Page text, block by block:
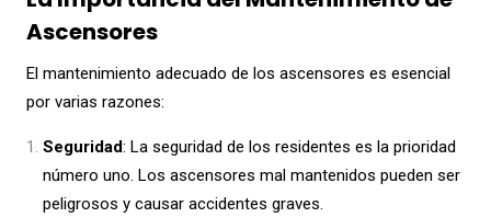
Ascensores
El mantenimiento adecuado de los ascensores es esencial
por varias razones:
Seguridad: La seguridad de los residentes es la prioridad
número uno. Los ascensores mal mantenidos pueden ser
peligrosos y causar accidentes graves.